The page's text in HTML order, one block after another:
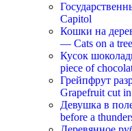
Capitol
Кошки на
— Cats on a
Кусок
piece of
Грейпфрут
Grapefruit cut
Девушка в
before a